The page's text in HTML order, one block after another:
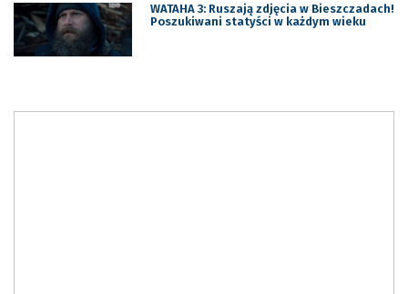
WATAHA 3: Ruszają zdjęcia w Bieszczadach!
Poszukiwani statyści w każdym wieku